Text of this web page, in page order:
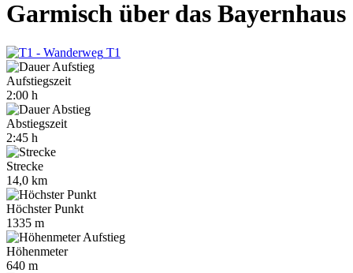
Garmisch über das Bayernhaus
T1
Aufstiegszeit
2:00 h
Abstiegszeit
2:45 h
Strecke
14,0 km
Höchster Punkt
1335 m
Höhenmeter
640 m